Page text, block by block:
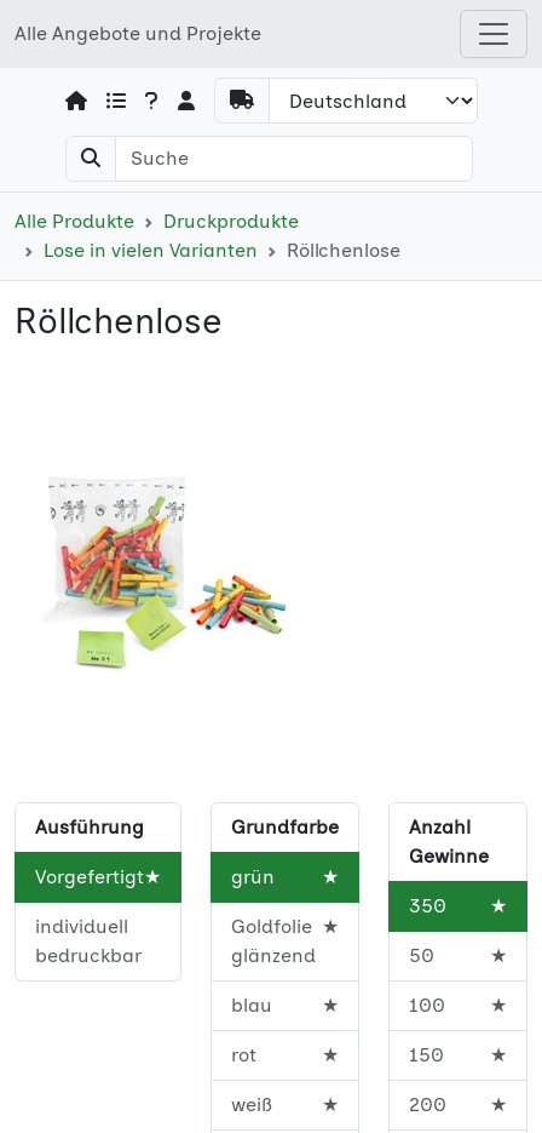
Alle Angebote und Projekte
Open shops menu
Alle Produkte
Druckprodukte
Lose in vielen Varianten
Röllchenlose
Röllchenlose
Ausführung
Vorgefertigt★
individuell
bedruckbar
Grundfarbe
grün ★
Goldfolie
glänzend
★
blau ★
rot ★
weiß ★
Anzahl
Gewinne
350 ★
50 ★
100 ★
150 ★
200 ★